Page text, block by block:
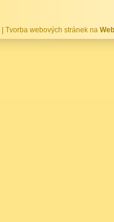
Tvorba webových stránek na